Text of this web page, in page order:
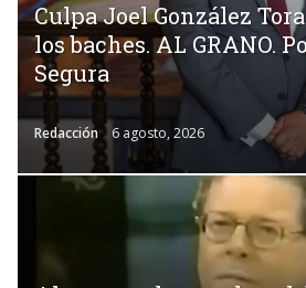
Culpa Joel González
los baches. AL GRANO.
Segura
Redacción 6 agosto, 2026